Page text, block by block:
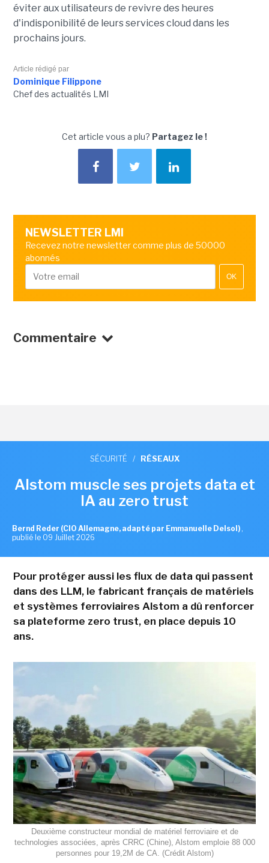
éviter aux utilisateurs de revivre des heures
d'indisponibilité de leurs services cloud dans les
prochains jours.
Article rédigé par
Dominique Filippone
Chef des actualités LMI
Cet article vous a plu? Partagez le !
NEWSLETTER LMI
Recevez notre newsletter comme plus de 50000
abonnés
OK
Commentaire
SÉCURITÉ / RÉSEAUX
Alstom muscle ses projets data et
IA au zero trust
Bernd Reder (CIO Allemagne, adapté par Emmanuelle Delsol) ,
publié le 09 Juillet 2026
Pour protéger aussi les flux de data qui passent
dans des LLM, le fabricant français de matériels
et systèmes ferroviaires Alstom a dû renforcer
sa plateforme zero trust, en place depuis 10
ans.
Deuxième constructeur mondial de matériel ferroviaire et de
technologies associées, après CRRC (Chine), Alstom emploie 88 000
personnes pour 19,2M de CA. (Crédit Alstom)